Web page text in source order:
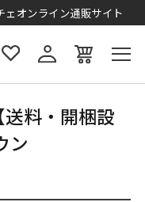
オンライン通販サイト
料・開梱設
ン